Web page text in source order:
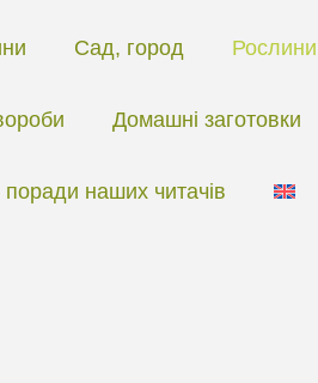
Сад, город Рослини
Домашні заготовки
наших читачів